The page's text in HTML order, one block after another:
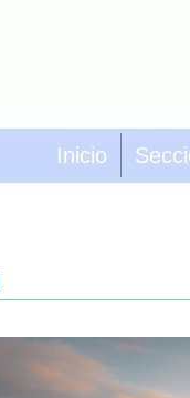
Inicio